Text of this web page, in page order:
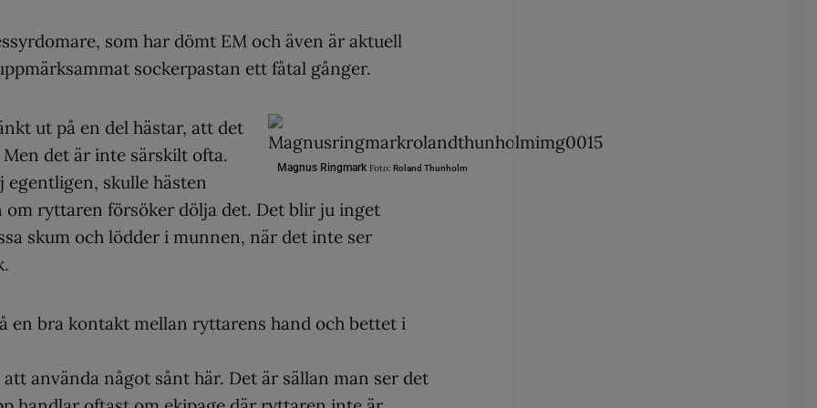
som har dömt EM och även är aktuell
sockerpastan ett fåtal gånger.
Magnus Ringmark Foto: Roland Thunholm
ut på en del hästar, att det
det är inte särskilt ofta.
skulle hästen
om ryttaren försöker dölja det. Det blir ju inget
skum och lödder i munnen, när det inte ser
en bra kontakt mellan ryttarens hand och bettet i
använda något sånt här. Det är sällan man ser det